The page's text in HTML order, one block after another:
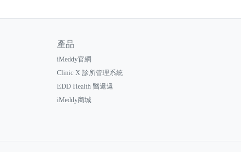
產品
iMeddy官網
Clinic X 診所管理系統
EDD Health 醫遞遞
iMeddy商城